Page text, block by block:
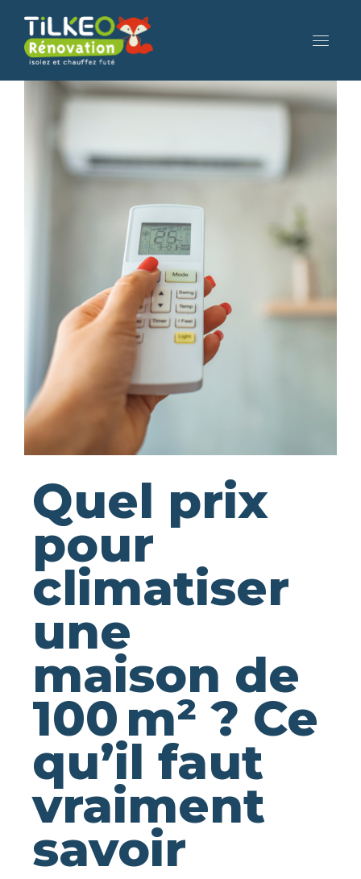
Quel prix
pour
climatiser
une
maison de
100 m² ? Ce
qu’il faut
vraiment
savoir